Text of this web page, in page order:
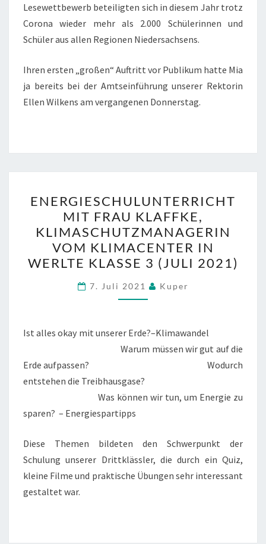
Lesewettbewerb beteiligten sich in diesem Jahr trotz
Corona wieder mehr als 2.000 Schülerinnen und
Schüler aus allen Regionen Niedersachsens.
Ihren ersten „großen“ Auftritt vor Publikum hatte Mia
ja bereits bei der Amtseinführung unserer Rektorin
Ellen Wilkens am vergangenen Donnerstag.
MIT
FRAU
KLAFFKE,
KLIMASCHUTZMANAGERIN
VOM
KLIMACENTER
IN
KLASSE
3
2021)
ENERGIESCHULUNTERRICHT
MIT FRAU KLAFFKE,
KLIMASCHUTZMANAGERIN
VOM KLIMACENTER IN
WERLTE KLASSE 3 (JULI 2021)
7. Juli 2021 Kuper
Ist alles okay mit unserer Erde?–Klimawandel
Warum müssen wir gut auf die
Erde aufpassen? Wodurch
entstehen die Treibhausgase?
Was können wir tun, um Energie zu
sparen? – Energiespartipps
Diese Themen bildeten den Schwerpunkt der
Schulung unserer Drittklässler, die durch ein Quiz,
kleine Filme und praktische Übungen sehr interessant
gestaltet war.